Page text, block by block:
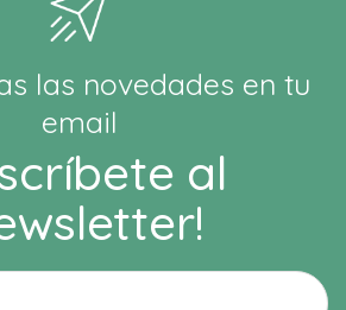
las novedades en tu
email
al